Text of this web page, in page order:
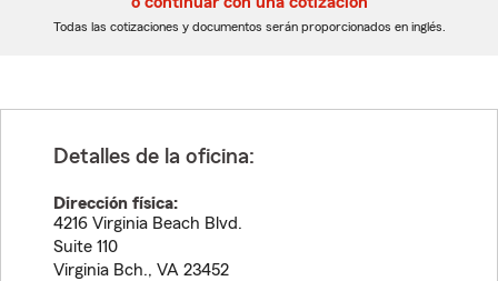
dígitos
dígitos
Todas las cotizaciones y documentos serán proporcionados en inglés.
Detalles de la oficina:
Dirección física:
4216 Virginia Beach Blvd.
Suite 110
Virginia Bch., VA 23452